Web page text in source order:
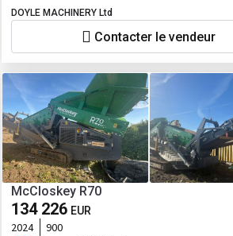
DOYLE MACHINERY Ltd
Contacter le vendeur
McCloskey R70
134 226 EUR
2024
900